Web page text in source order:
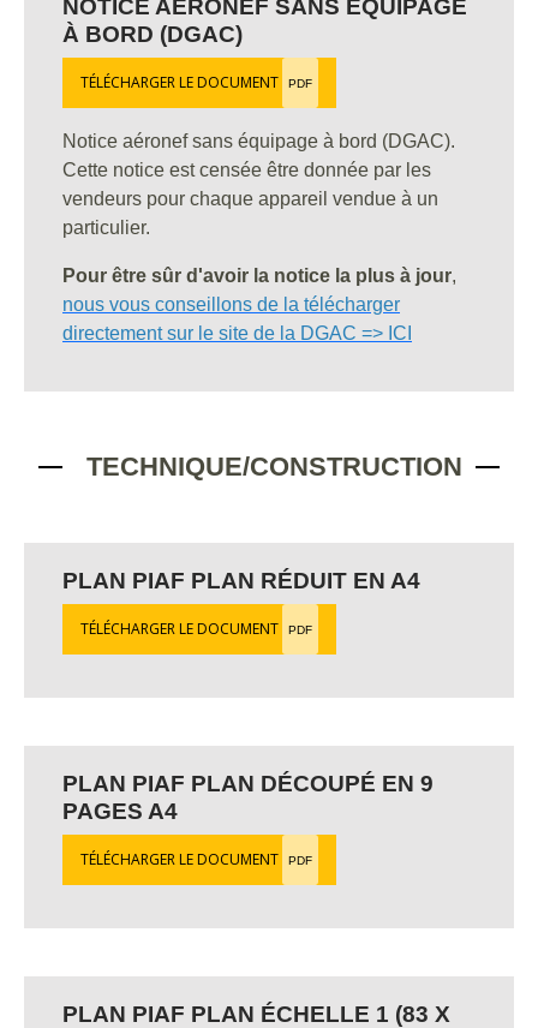
NOTICE AÉRONEF SANS ÉQUIPAGE
À BORD (DGAC)
TÉLÉCHARGER LE DOCUMENT PDF
Notice aéronef sans équipage à bord (DGAC).
Cette notice est censée être donnée par les
vendeurs pour chaque appareil vendue à un
particulier.
Pour être sûr d'avoir la notice la plus à jour,
nous vous conseillons de la télécharger
directement sur le site de la DGAC => ICI
TECHNIQUE/CONSTRUCTION
PLAN PIAF PLAN RÉDUIT EN A4
TÉLÉCHARGER LE DOCUMENT PDF
PLAN PIAF PLAN DÉCOUPÉ EN 9
PAGES A4
TÉLÉCHARGER LE DOCUMENT PDF
PLAN PIAF PLAN ÉCHELLE 1 (83 X